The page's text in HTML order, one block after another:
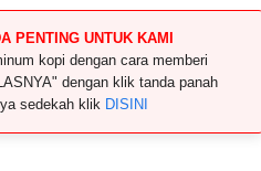
PENTING UNTUK KAMI
kopi dengan cara memberi
dengan klik tanda panah
sedekah klik DISINI